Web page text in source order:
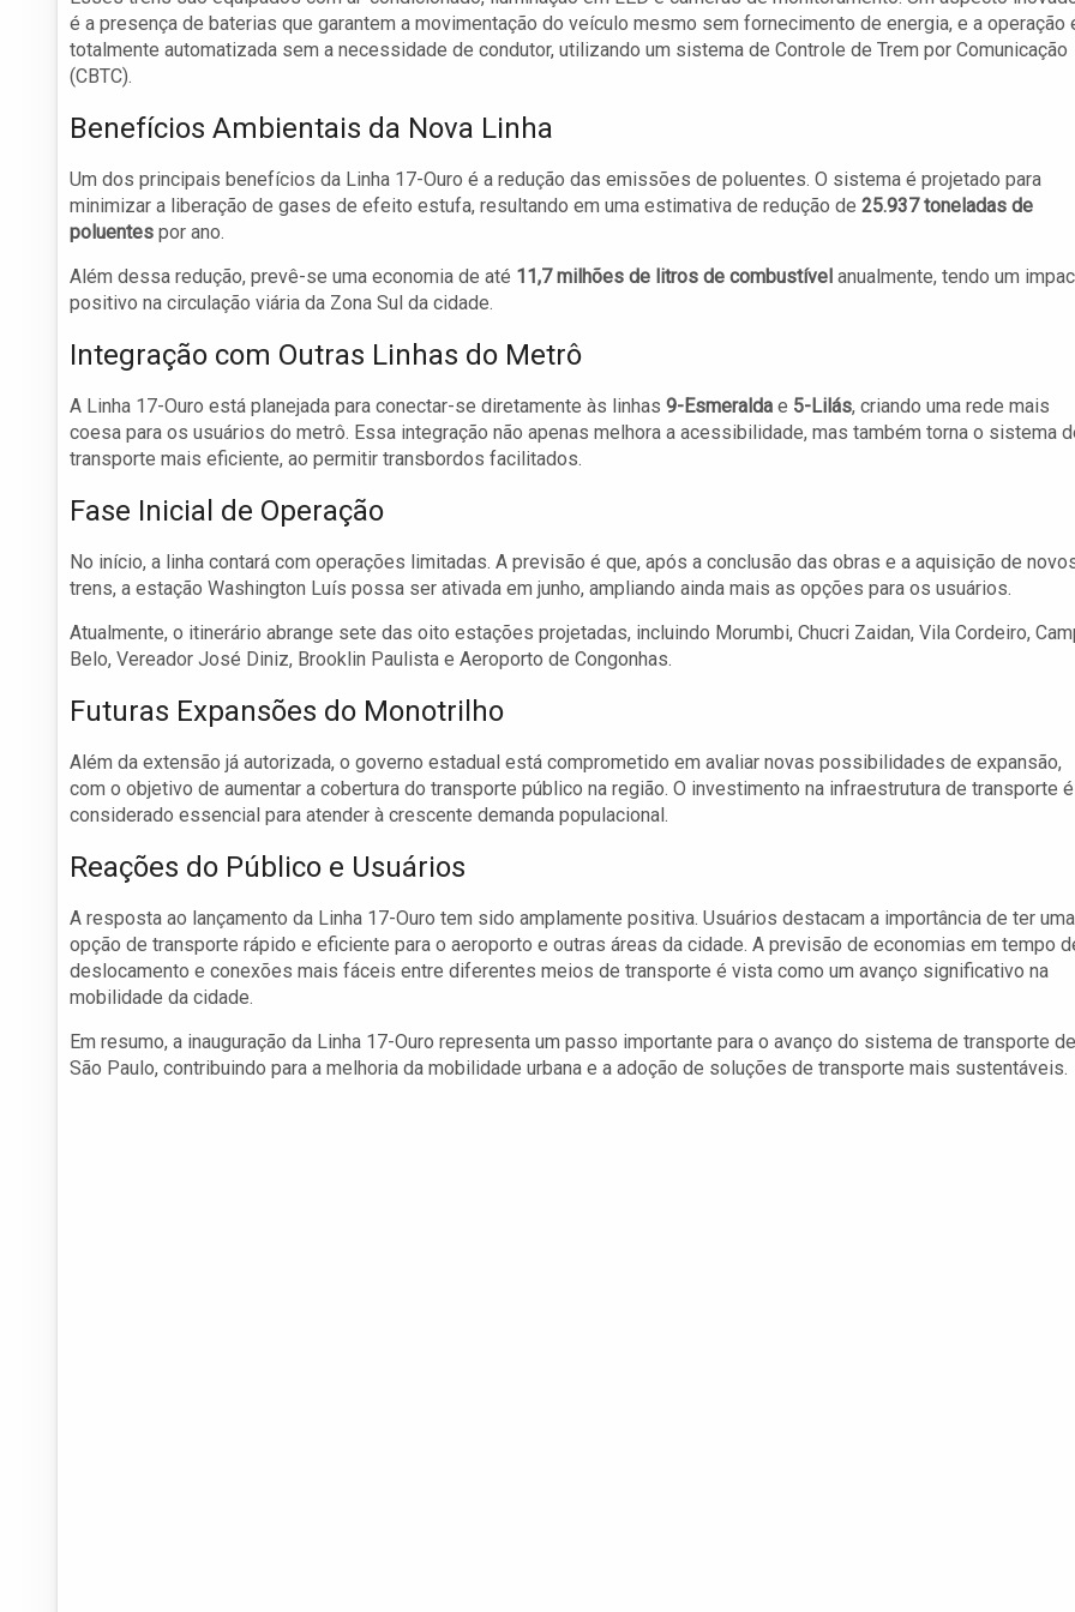
é a presença de baterias que garantem a movimentação do veículo mesmo sem fornecimento de energia, e a operação
totalmente automatizada sem a necessidade de condutor, utilizando um sistema de Controle de Trem por Comunicação
(CBTC).
Benefícios Ambientais da Nova Linha
Um dos principais benefícios da Linha 17-Ouro é a redução das emissões de poluentes. O sistema é projetado para
minimizar a liberação de gases de efeito estufa, resultando em uma estimativa de redução de 25.937 toneladas de
poluentes por ano.
Além dessa redução, prevê-se uma economia de até 11,7 milhões de litros de combustível anualmente, tendo um
positivo na circulação viária da Zona Sul da cidade.
Integração com Outras Linhas do Metrô
A Linha 17-Ouro está planejada para conectar-se diretamente às linhas 9-Esmeralda e 5-Lilás, criando uma rede mais
coesa para os usuários do metrô. Essa integração não apenas melhora a acessibilidade, mas também torna o sistema
transporte mais eficiente, ao permitir transbordos facilitados.
Fase Inicial de Operação
No início, a linha contará com operações limitadas. A previsão é que, após a conclusão das obras e a aquisição de
trens, a estação Washington Luís possa ser ativada em junho, ampliando ainda mais as opções para os usuários.
Atualmente, o itinerário abrange sete das oito estações projetadas, incluindo Morumbi, Chucri Zaidan, Vila Cordeiro,
Belo, Vereador José Diniz, Brooklin Paulista e Aeroporto de Congonhas.
Futuras Expansões do Monotrilho
Além da extensão já autorizada, o governo estadual está comprometido em avaliar novas possibilidades de expansão,
com o objetivo de aumentar a cobertura do transporte público na região. O investimento na infraestrutura de transporte é
considerado essencial para atender à crescente demanda populacional.
Reações do Público e Usuários
A resposta ao lançamento da Linha 17-Ouro tem sido amplamente positiva. Usuários destacam a importância de ter uma
opção de transporte rápido e eficiente para o aeroporto e outras áreas da cidade. A previsão de economias em tempo
deslocamento e conexões mais fáceis entre diferentes meios de transporte é vista como um avanço significativo na
mobilidade da cidade.
Em resumo, a inauguração da Linha 17-Ouro representa um passo importante para o avanço do sistema de transporte de
São Paulo, contribuindo para a melhoria da mobilidade urbana e a adoção de soluções de transporte mais sustentáveis.